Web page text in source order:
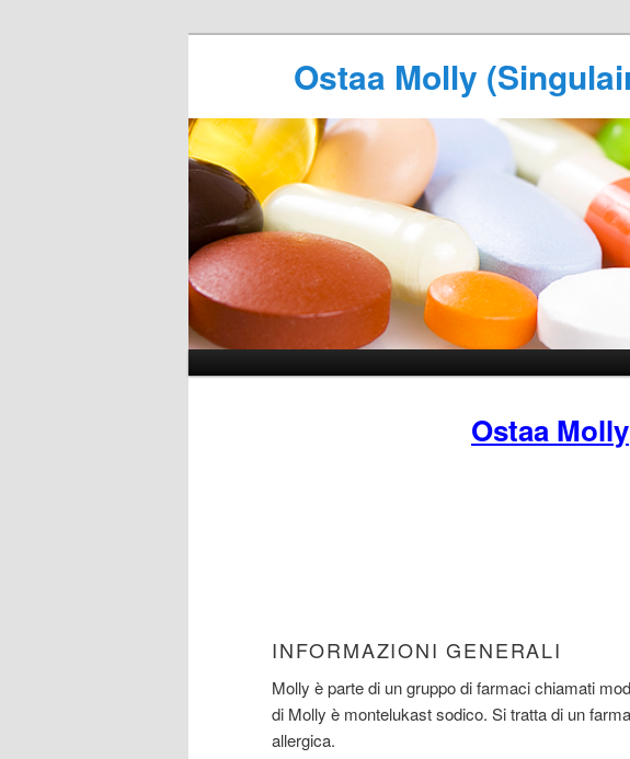
Ostaa Molly
Ostaa Molly
INFORMAZIONI GENERALI
Molly è parte di un gruppo di farmaci chiamati
di Molly è montelukast sodico. Si tratta di un
allergica.